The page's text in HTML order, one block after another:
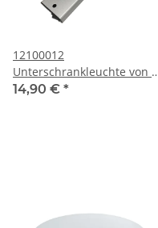
12100012
Unterschrankleuchte von
Lite 2x 20W Leuchtmittel
14,90 € *